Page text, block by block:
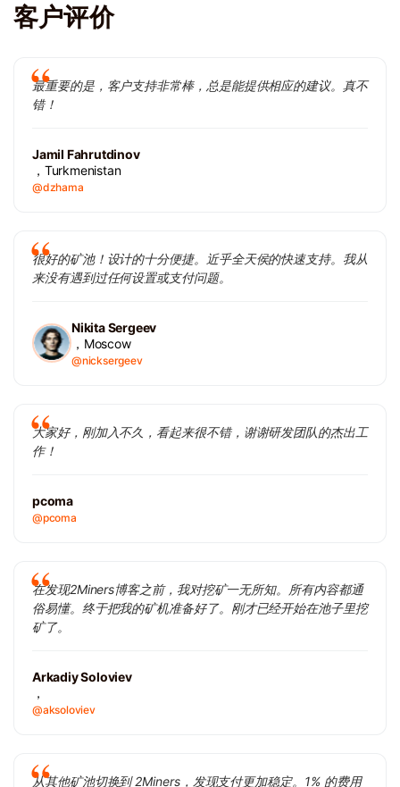
客户评价
最重要的是，客户支持非常棒，总是能提供相应的建议。真不
错！
Jamil Fahrutdinov
，Turkmenistan
@dzhama
很好的矿池！设计的十分便捷。近乎全天侯的快速支持。我从
来没有遇到过任何设置或支付问题。
Nikita Sergeev
，Moscow
@nicksergeev
大家好，刚加入不久，看起来很不错，谢谢研发团队的杰出工
作！
pcoma
@pcoma
在发现2Miners博客之前，我对挖矿一无所知。所有内容都通
俗易懂。终于把我的矿机准备好了。刚才已经开始在池子里挖
矿了。
Arkadiy Soloviev
，
@aksoloviev
从其他矿池切换到 2Miners，发现支付更加稳定。1% 的费用